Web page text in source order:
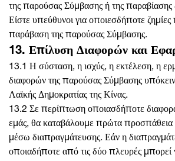
της παρούσας Σύμβασης ή της παραβίασης
Είστε υπεύθυνοι για οποιεσδήποτε
παράβαση της παρούσας Σύμβασης.
13. Επίλυση Διαφορών και
13.1 Η σύσταση, η ισχύς, η εκτέλεση, η
διαφορών της παρούσας Σύμβασης
Λαϊκής Δημοκρατίας της Κίνας.
13.2 Σε περίπτωση οποιασδήποτε
εμάς, θα καταβάλουμε πρώτα προσπάθεια
μέσω διαπραγμάτευσης. Εάν η
οποιαδήποτε από τις δύο πλευρές μπορεί